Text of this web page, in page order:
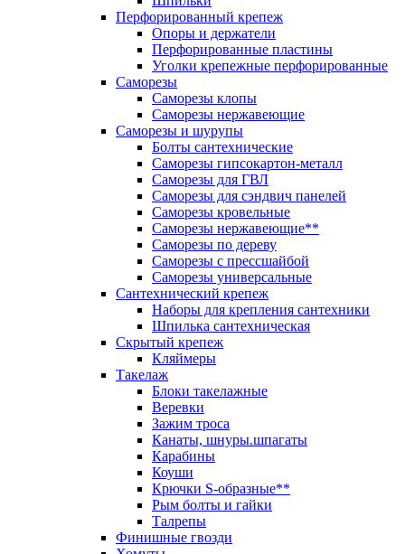
Перфорированный крепеж
Опоры и держатели
Перфорированные пластины
Уголки крепежные перфорированные
Саморезы
Саморезы клопы
Саморезы нержавеющие
Саморезы и шурупы
Болты сантехнические
Саморезы гипсокартон-металл
Саморезы для ГВЛ
Саморезы для сэндвич панелей
Саморезы кровельные
Саморезы нержавеющие**
Саморезы по дереву
Саморезы с прессшайбой
Саморезы универсальные
Сантехнический крепеж
Наборы для крепления сантехники
Шпилька сантехническая
Скрытый крепеж
Кляймеры
Такелаж
Блоки такелажные
Веревки
Зажим троса
Канаты, шнуры.шпагаты
Карабины
Коуши
Крючки S-образные**
Рым болты и гайки
Талрепы
Финишные гвозди